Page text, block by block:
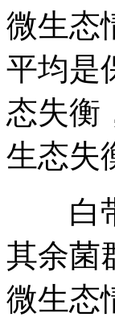
微生态
平均是
态失衡
生态失
白带
其余菌
微生态